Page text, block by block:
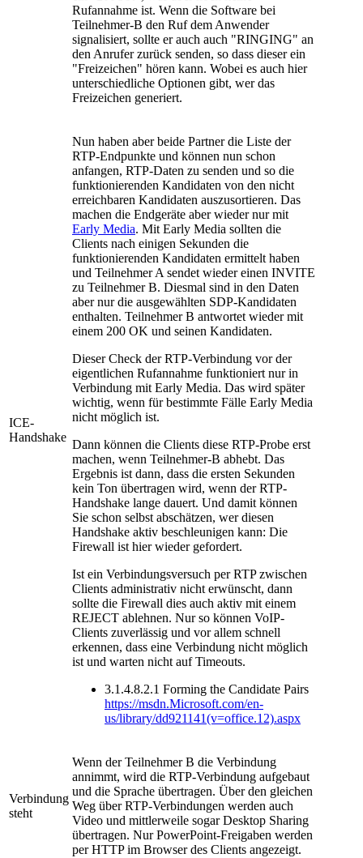
Rufannahme ist. Wenn die Software bei
Teilnehmer-B den Ruf dem Anwender
signalisiert, sollte er auch auch "RINGING" an
den Anrufer zurück senden, so dass dieser ein
"Freizeichen" hören kann. Wobei es auch hier
unterschiedliche Optionen gibt, wer das
Freizeichen generiert.
ICE-
Handshake
Nun haben aber beide Partner die Liste der
RTP-Endpunkte und können nun schon
anfangen, RTP-Daten zu senden und so die
funktionierenden Kandidaten von den nicht
erreichbaren Kandidaten auszusortieren. Das
machen die Endgeräte aber wieder nur mit
Early Media. Mit Early Media sollten die
Clients nach einigen Sekunden die
funktionierenden Kandidaten ermittelt haben
und Teilnehmer A sendet wieder einen INVITE
zu Teilnehmer B. Diesmal sind in den Daten
aber nur die ausgewählten SDP-Kandidaten
enthalten. Teilnehmer B antwortet wieder mit
einem 200 OK und seinen Kandidaten.
Dieser Check der RTP-Verbindung vor der
eigentlichen Rufannahme funktioniert nur in
Verbindung mit Early Media. Das wird später
wichtig, wenn für bestimmte Fälle Early Media
nicht möglich ist.
Dann können die Clients diese RTP-Probe erst
machen, wenn Teilnehmer-B abhebt. Das
Ergebnis ist dann, dass die ersten Sekunden
kein Ton übertragen wird, wenn der RTP-
Handshake lange dauert. Und damit können
Sie schon selbst abschätzen, wer diesen
Handshake aktiv beschleunigen kann: Die
Firewall ist hier wieder gefordert.
Ist ein Verbindungsversuch per RTP zwischen
Clients administrativ nicht erwünscht, dann
sollte die Firewall dies auch aktiv mit einem
REJECT ablehnen. Nur so können VoIP-
Clients zuverlässig und vor allem schnell
erkennen, dass eine Verbindung nicht möglich
ist und warten nicht auf Timeouts.
3.1.4.8.2.1 Forming the Candidate Pairs
https://msdn.Microsoft.com/en-
us/library/dd921141(v=office.12).aspx
Verbindung
steht
Wenn der Teilnehmer B die Verbindung
annimmt, wird die RTP-Verbindung aufgebaut
und die Sprache übertragen. Über den gleichen
Weg über RTP-Verbindungen werden auch
Video und mittlerweile sogar Desktop Sharing
übertragen. Nur PowerPoint-Freigaben werden
per HTTP im Browser des Clients angezeigt.